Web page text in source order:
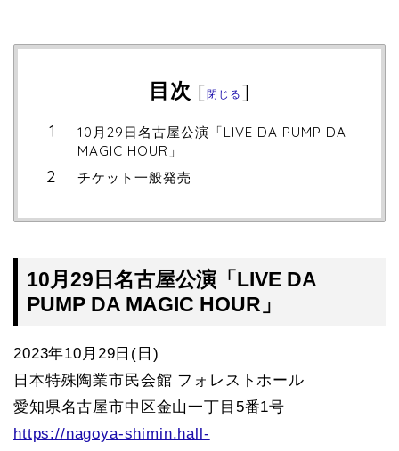
目次 [閉じる ]
10月29日名古屋公演「LIVE DA PUMP DA
MAGIC HOUR」
チケット一般発売
10月29日名古屋公演「LIVE DA
PUMP DA MAGIC HOUR」
2023年10月29日(日)
日本特殊陶業市民会館 フォレストホール
愛知県名古屋市中区金山一丁目5番1号
https://nagoya-shimin.hall-